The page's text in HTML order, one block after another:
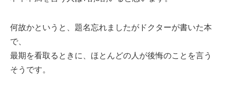
何故かというと、題名忘れましたがドクターが書いた本
で、
最期を看取るときに、ほとんどの人が後悔のことを言う
そうです。